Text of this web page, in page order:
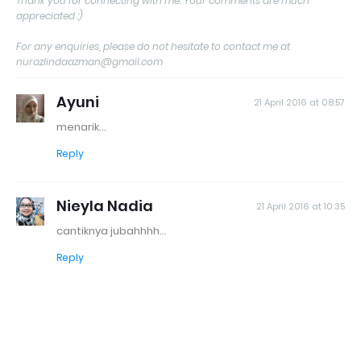
appreciated :)
For any enquiries, please do not hesitate to contact me at
nurazlindaazman@gmail.com
Ayuni 21 April 2016 at 08:57
menarik...
Reply
Nieyla Nadia 21 April 2016 at 10:35
cantiknya jubahhhh...
Reply